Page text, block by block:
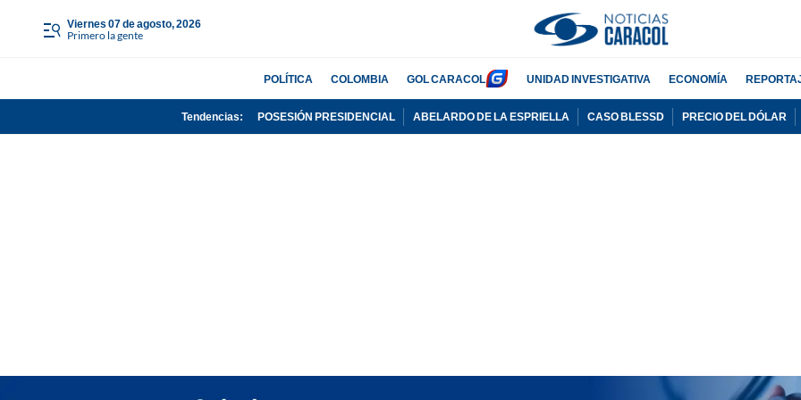
viernes 07 de agosto, 2026
Primero la gente
POLÍTICA COLOMBIA GOL CARACOL UNIDAD INVESTIGATIVA ECONOMÍA
Tendencias: POSESIÓN PRESIDENCIAL ABELARDO DE LA ESPRIELLA CASO BLESSD PRECIO DEL DÓLAR